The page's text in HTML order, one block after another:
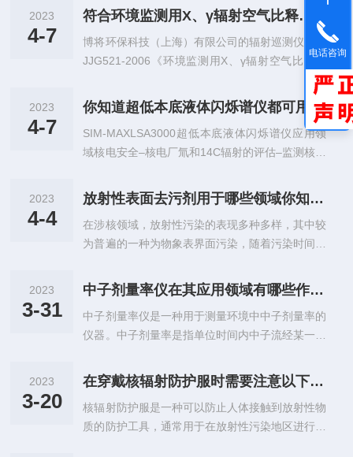
家检查员、研究实验室、生物医学、机场行李检查
业生产等领域。该仪器一般由探头、电子学、计算
机等部分组成。探头是它的关键部分，通过对射线
进行测量来判断核素种类和活度。电子学可以将探
头探测到的信号放大并处理，并通过计算机来进行
分析和处理，最终输出识别结果。可以分为多种类
型，如手持式、台式、固定式等：手持式通常轻便
易携，适用于现场快速测试，如海关、执法部门
等。台式则更加稳定，并能够进行长时间监测，...
2023
4-7
符合环境监测用X、γ辐射空气比释动能率仪检定规程的品牌有哪些？
博将环保科技（上海）有限公司的辐射巡测仪符合
JJG521-2006《环境监测用X、γ辐射空气比释动
能(吸收剂量)率仪检定规程》要求。本规程适用于
测量环境X、Y辐射空气比释动能（吸收剂量）率
的便携式、移动式或固定式仪器（以下简称空气比
释动能率仪）的检定、后续检定和使用中检验。
X、y辐射的空气比释动能率范围是30nGy/h~10uG
量核反应堆周围的高能光子的仪器，其辐射能量范
电...
2023
4-7
你知道超低本底液体闪烁谱仪都可用于哪些领域吗？
SIM-MAXLSA3000超低本底液体闪烁谱仪应用领
域核电安全­–核电厂氚和14C辐射的评估­–监测核反
监测食品安全­–饮用水中氚、氡、镭和铀的测量­–
食品中锶的测定­–食品、醇中14C的测定­–酿造醋酸
和人工醋酸的鉴定­–蜂蜜真假鉴别水质监测­–放射
性环境污染监测­–水文水质监测其他­–生物燃料中1
品产品天然度的鉴别­–生物样品生物基含量测定­–
2023
4-4
放射性表面去污剂用于哪些领域你知道吗？
在涉核领域，放射性污染的表现多种多样，其中较
为普遍的一种为物象表界面污染，随着污染时间的
染、表面性松散污染。这几种表界面污染类型其去
除难度虽然逐步降低，但其污染易扩散性却逐步增
加，如表面性松散污染虽相对容易去除，但很容易
在受污染物象移动、搬运或相关活动中发生放射性
人员带来极大核安全隐患。因此对这种表面松散污
清除不锈钢、玻璃、陶瓷、塑料以及油漆喷涂表...
2023
3-31
中子剂量率仪在其应用领域有哪些作用？
中子剂量率仪是一种用于测量环境中中子剂量率的
仪器。中子剂量率是指单位时间内中子流经某一区
作原理基于中子与物质相互作用的特性。当中子进
入探测器时，它们与探测器中的物质相互作用，会
产生电荷或光子信号。仪器会测量这些信号的强
度，并通过计算来确定中子剂量率。通常采用两种
2023
3-20
在穿戴核辐射防护服时需要注意以下几点
核辐射防护服是一种可以防止人体接触到放射性物
质的防护工具，通常用于在放射性污染地区进行工
电话咨询